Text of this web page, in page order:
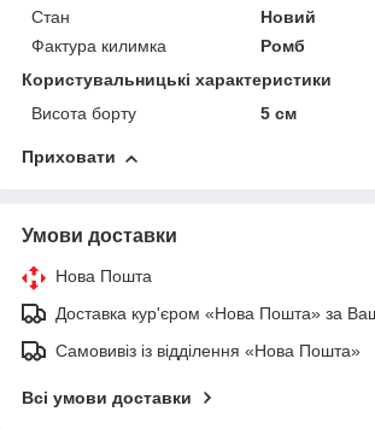
Стан
Новий
Фактура килимка
Ромб
Користувальницькі характеристики
Висота борту
5 см
Приховати
Умови доставки
Нова Пошта
Доставка кур'єром «Нова Пошта» за
Самовивіз із відділення «Нова Пошта»
Всі умови доставки